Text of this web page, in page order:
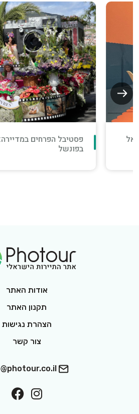
פסטיבל הפרחים במדיירה: מצעד
בפונשל
אודות האתר
תקנון האתר
הצהרת נגישות
צור קשר